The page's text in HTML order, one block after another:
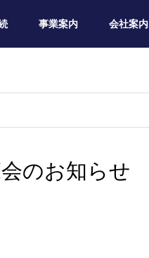
事業案内 会社案内
のお知らせ